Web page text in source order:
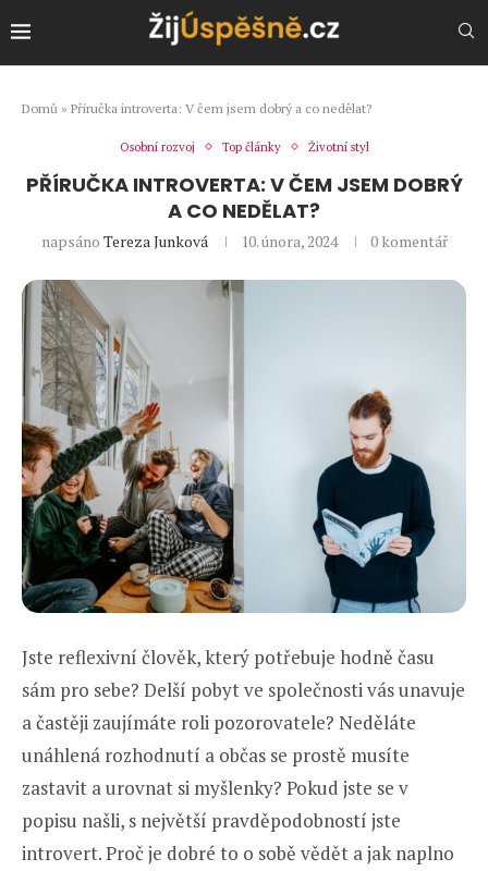
Domů » Příručka introverta: V čem jsem dobrý a co nedělat?
Osobní rozvoj Top články Životní styl
PŘÍRUČKA INTROVERTA: V ČEM JSEM DOBRÝ
A CO NEDĚLAT?
napsáno Tereza Junková 10. února, 2024 0 komentář
Jste reflexivní člověk, který potřebuje hodně času
sám pro sebe? Delší pobyt ve společnosti vás unavuje
a častěji zaujímáte roli pozorovatele? Neděláte
unáhlená rozhodnutí a občas se prostě musíte
zastavit a urovnat si myšlenky? Pokud jste se v
popisu našli, s největší pravděpodobností jste
introvert. Proč je dobré to o sobě vědět a jak naplno